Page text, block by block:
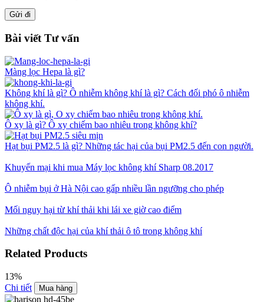
Bài viết Tư vấn
Màng lọc Hepa là gì?
Không khí là gì? Ô nhiễm không khí là gì? Cách đối phó ô nhiễm
không khí.
Ô xy là gì? Ô xy chiếm bao nhiêu trong không khí?
Hạt bụi PM2.5 là gì? Những tác hại của bụi PM2.5 đến con người.
Khuyến mại khi mua Máy lọc không khí Sharp 08.2017
Ô nhiễm bụi ở Hà Nội cao gấp nhiều lần ngưỡng cho phép
Mối nguy hại từ khí thải khi lái xe giờ cao điểm
Những chất độc hại của khí thải ô tô trong không khí
Related Products
13%
Chi tiết
Mua hàng